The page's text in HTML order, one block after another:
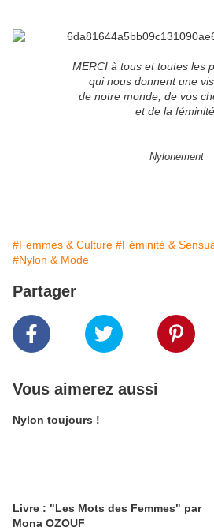
MERCI à tous et toutes les
qui nous donnent une
de notre monde, de vos
et de la féminité.
Nylonement
#Femmes & Culture #Féminité &
#Nylon & Mode
Partager
Vous aimerez aussi
Nylon toujours !
Livre : "Les Mots des Femmes" par
Mona OZOUF